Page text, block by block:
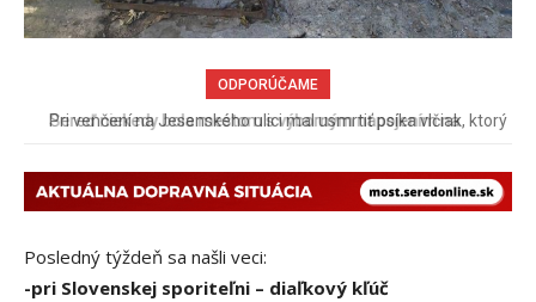
ODPORÚČAME
Pri venčení na Jesenského ulici mal usmrtiť psíka vlčiak, ktorý
Posledný týždeň sa našli veci:
-pri Slovenskej sporiteľni – diaľkový kľúč